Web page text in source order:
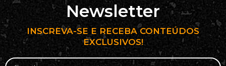
Newsletter
INSCREVA-SE E RECEBA CONTEÚDOS
EXCLUSIVOS!